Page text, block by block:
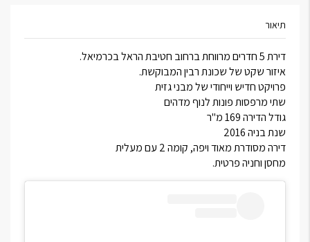
תיאור
דירת 5 חדרים מרווחת ברחוב חטיבת הראל בכרמיאל.
איזור שקט של שכונת רבין המבוקשת.
פרויקט חדיש וייחודי של מבני גזית
שתי מרפסות פונות לנוף מדהים
גודל הדירה 169 מ"ר
שנת בניה 2016
דירה מסודרת מאוד ויפה, קומה 2 עם מעלית
מחסן וחניה פרטית.